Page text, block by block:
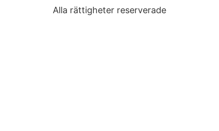
Alla rättigheter reserverade